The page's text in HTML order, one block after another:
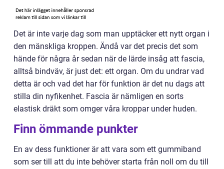
Det är inte varje dag som man upptäcker ett nytt organ i
den mänskliga kroppen. Ändå var det precis det som
hände för några år sedan när de lärde insåg att fascia,
alltså bindväv, är just det: ett organ. Om du undrar vad
detta är och vad det har för funktion är det nu dags att
stilla din nyfikenhet. Fascia är nämligen en sorts
elastisk dräkt som omger våra kroppar under huden.
Finn ömmande punkter
En av dess funktioner är att vara som ett gummiband
som ser till att du inte behöver starta från noll om du till